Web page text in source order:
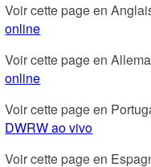
Voir cette page en
online
Voir cette page en
online
Voir cette page en
DWRW ao vivo
Voir cette page en